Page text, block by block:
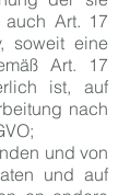
auch Art. 17
soweit eine
Art. 17
ist, auf
nach
und von
und auf